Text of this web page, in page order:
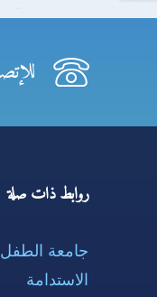
روابط ذات صلة
جامعة الطفل
الاستدامة